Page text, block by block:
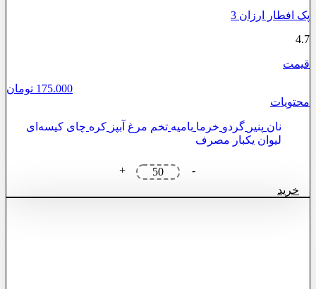
پک افطار ارزان 3
4.7
قیمت
175.000 تومان
محتویات
نان پنیر گردو خرما بامیه تخم مرغ آبپز کره چای کیسه‌ای
لیوان یکبار مصرف
-
پک
افطار
+
خرید